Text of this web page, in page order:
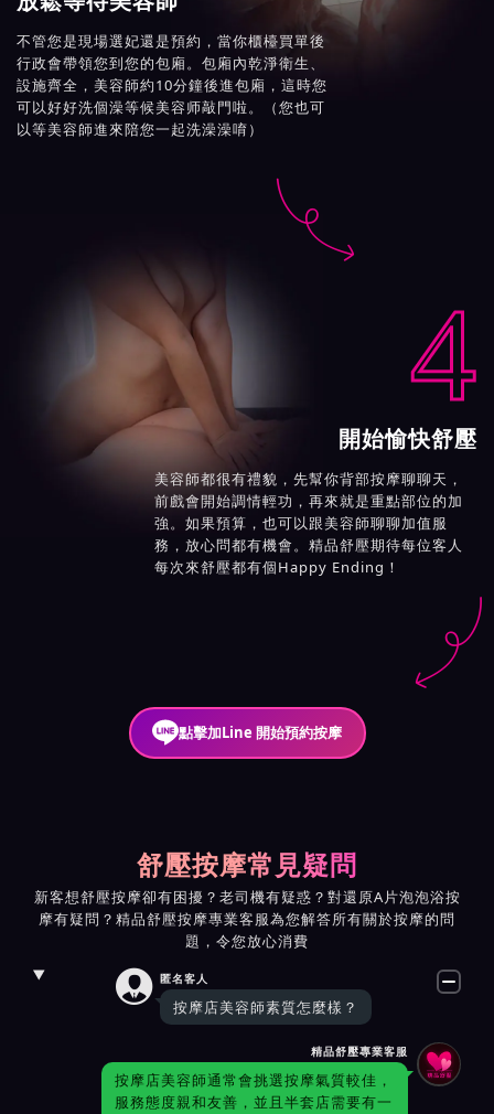
不管您是現場選妃還是預約，當你櫃檯買單後
行政會帶領您到您的包廂。包廂內乾淨衛生、
設施齊全，美容師約10分鐘後進包廂，這時您
可以好好洗個澡等候美容师敲門啦。（您也可
以等美容師進來陪您一起洗澡澡唷）

4
開始愉快舒壓
美容師都很有禮貌，先幫你背部按摩聊聊天，
前戲會開始調情輕功，再來就是重點部位的加
強。如果預算，也可以跟美容師聊聊加值服
務，放心問都有機會。精品舒壓期待每位客人
每次來舒壓都有個Happy Ending！
點擊加Line 開始預約按摩
舒壓按摩常見疑問
新客想舒壓按摩卻有困擾？老司機有疑惑？對還原A片泡泡浴按
摩有疑問？精品舒壓按摩專業客服為您解答所有關於按摩的問
題，令您放心消費
 匿名客人
按摩店美容師素質怎麼樣？
精品舒壓專業客服
按摩店美容師通常會挑選按摩氣質較佳，
服務態度親和友善，並且半套店需要有一